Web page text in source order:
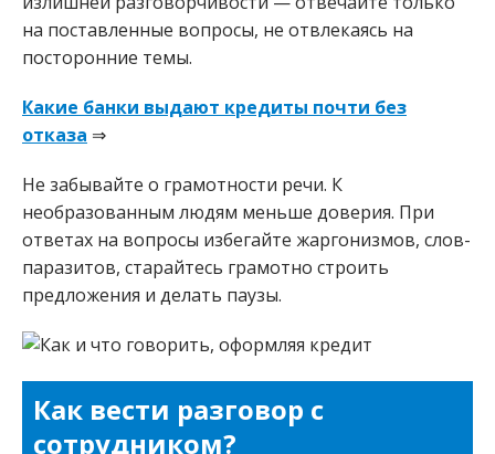
на поставленные вопросы, не отвлекаясь на
посторонние темы.
Какие банки выдают кредиты почти без
отказа ⇒
Не забывайте о грамотности речи. К
необразованным людям меньше доверия. При
ответах на вопросы избегайте жаргонизмов, слов-
паразитов, старайтесь грамотно строить
предложения и делать паузы.
Как вести разговор с
сотрудником?